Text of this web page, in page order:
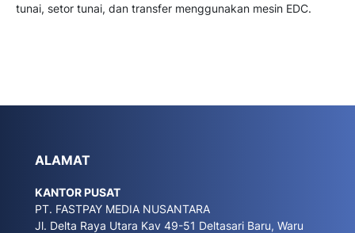
tunai, setor tunai, dan transfer menggunakan mesin EDC.
ALAMAT
KANTOR PUSAT
PT. FASTPAY MEDIA NUSANTARA
Jl. Delta Raya Utara Kav 49-51 Deltasari Baru, Waru